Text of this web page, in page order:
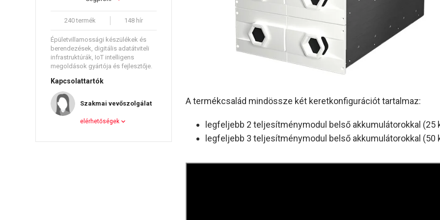
240 termék 148 hír
Épületvillamossági készülékek és
berendezések, digitális adatátviteli
infrastruktúrák, IoT intelligens
megoldások gyártója és fejlesztője.
Kapcsolattartók
Szakmai vevőszolgálat
elérhetőségek
A termékcsalád mindössze két keretkonfigurációt tartalmaz:
legfeljebb 2 teljesítménymodul belső akkumulátorokkal (25
legfeljebb 3 teljesítménymodul belső akkumulátorokkal (50